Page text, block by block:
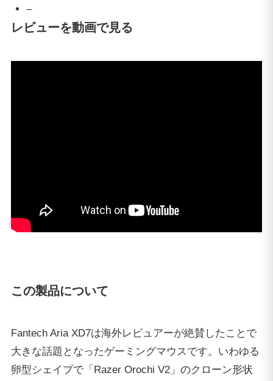
–
レビューを動画で見る
この製品について
Fantech Aria XD7は海外レビュアーが絶賛したことで
大きな話題となったゲーミングマウスです。いわゆる
卵型シェイプで「Razer Orochi V2」のクローン形状